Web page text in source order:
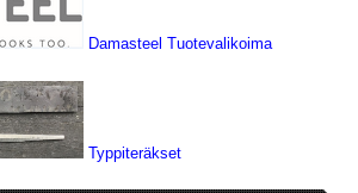
Damasteel Tuotevalikoima
Typpiteräkset